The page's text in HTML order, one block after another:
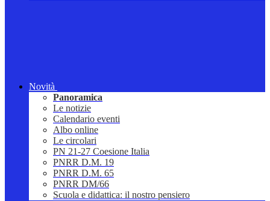
Novità
Panoramica
Le notizie
Calendario eventi
Albo online
Le circolari
PN 21-27 Coesione Italia
PNRR D.M. 19
PNRR D.M. 65
PNRR DM/66
Scuola e didattica: il nostro pensiero